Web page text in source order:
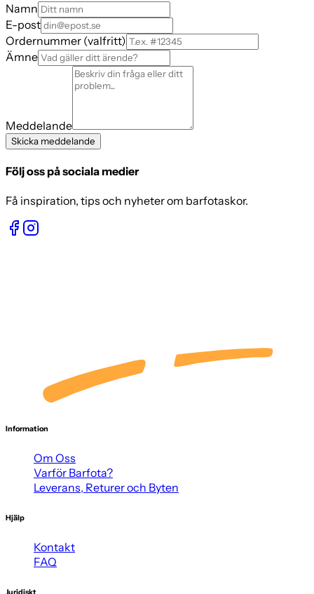
Namn
E-post
Ordernummer (valfritt)
Ämne
Meddelande
Skicka meddelande
Följ oss på sociala medier
Få inspiration, tips och nyheter om barfotaskor.
Information
Om Oss
Varför Barfota?
Leverans, Returer och Byten
Hjälp
Kontakt
FAQ